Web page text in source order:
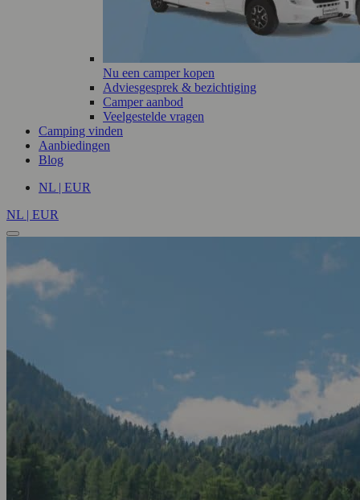
Nu een camper kopen
Adviesgesprek & bezichtiging
Camper aanbod
Veelgestelde vragen
Camping vinden
Aanbiedingen
Blog
NL | EUR
NL | EUR